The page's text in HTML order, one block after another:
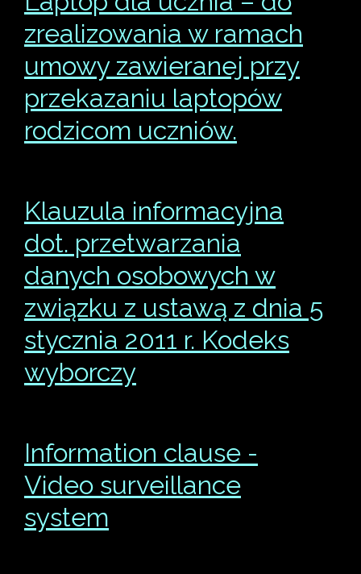
zrealizowania w ramach
umowy zawieranej przy
przekazaniu laptopów
rodzicom uczniów.
Klauzula informacyjna
dot. przetwarzania
danych osobowych w
związku z ustawą z dnia 5
stycznia 2011 r. Kodeks
wyborczy
Information clause -
Video surveillance
system